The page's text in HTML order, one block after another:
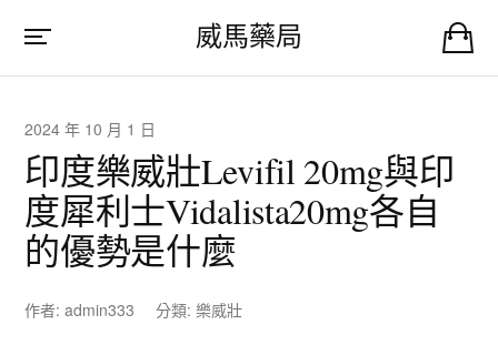
威馬藥局
2024 年 10 月 1 日
印度樂威壯Levifil 20mg與印
度犀利士Vidalista20mg各自
的優勢是什麼
作者:admin333 分類: 樂威壯